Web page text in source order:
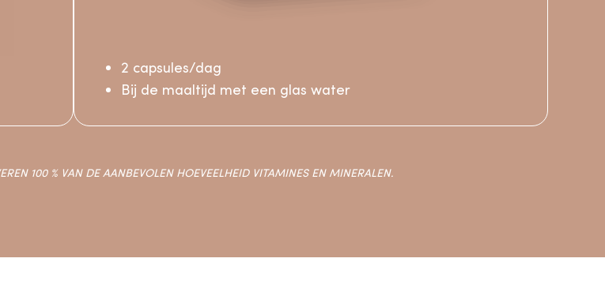
2 capsules/dag
Bij de maaltijd met een glas water
100 % VAN DE AANBEVOLEN HOEVEELHEID VITAMINES EN MINERALEN.